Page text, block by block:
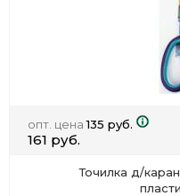
опт. цена135 руб.
161 руб.
Точилка д/